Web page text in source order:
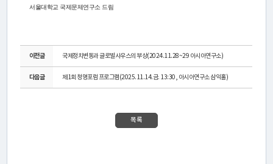
서울대학교 국제문제연구소 드림
이전글 국제정치변동과 글로벌사우스의 부상(2024.11.28~29 아시아연구소)
다음글 제1회 청명포럼 프로그램(2025.11.14.금. 13:30, 아시아연구소 삼익홀)
목록
치
포
럼